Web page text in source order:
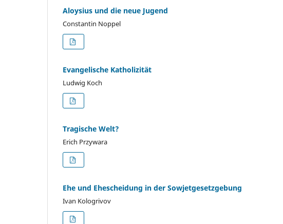
Aloysius und die neue Jugend
Constantin Noppel
Evangelische Katholizität
Ludwig Koch
Tragische Welt?
Erich Przywara
Ehe und Ehescheidung in der Sowjetgesetzgebung
Ivan Kologrivov